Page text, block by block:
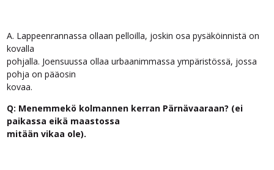
A. Lappeenrannassa ollaan pelloilla, joskin osa pysäköinnistä on
kovalla
pohjalla. Joensuussa ollaa urbaanimmassa ympäristössä, jossa
pohja on pääosin
kovaa.
Q: Menemmekö kolmannen kerran Pärnävaaraan? (ei
paikassa eikä maastossa
mitään vikaa ole).